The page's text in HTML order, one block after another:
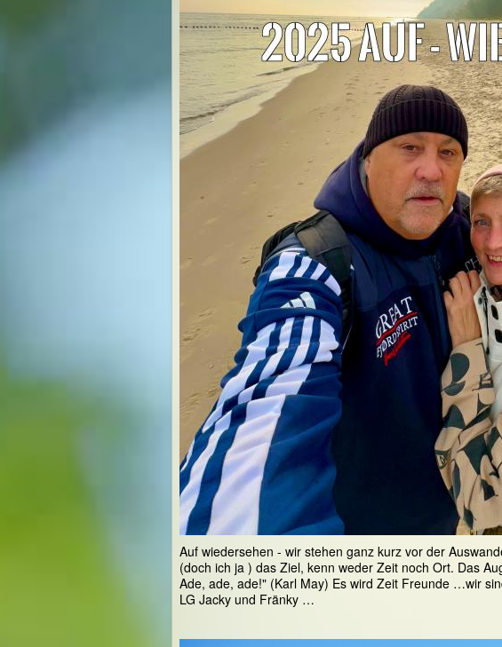
Auf wiedersehen - wir stehen ganz kurz vor der
(doch ich ja ) das Ziel, kenn weder Zeit noch Ort. Das
Ade, ade, ade!" (Karl May) Es wird Zeit Freunde …wir
LG Jacky und Fränky …